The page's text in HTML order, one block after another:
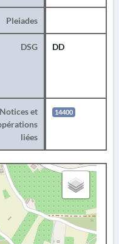
Pleiades
DSG DD
Notices et
liées
14400